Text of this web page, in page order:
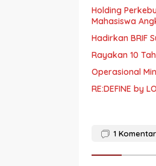
Holding
Mahasiswa
Hadirkan BRIF
Rayakan 10
Operasional
RE:DEFINE by
1 Komentar